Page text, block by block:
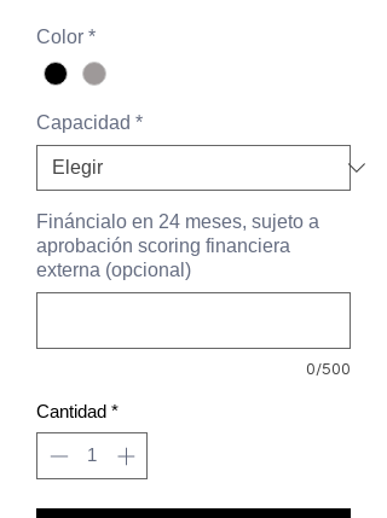
Color *
Capacidad *
Fináncialo en 24 meses, sujeto a
aprobación scoring financiera
externa (opcional)
0/500
Cantidad *